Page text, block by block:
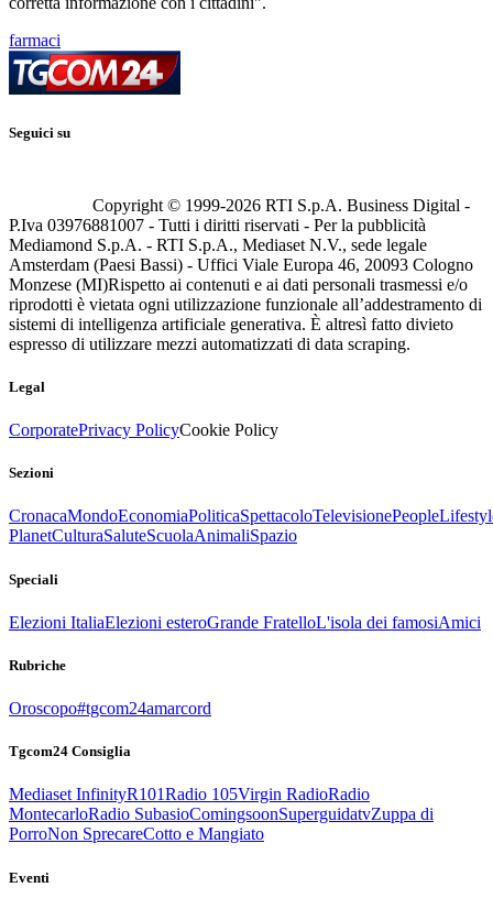
farmaci
Seguici su
Copyright © 1999-2026 RTI S.p.A. Business Digital -
P.Iva 03976881007 - Tutti i diritti riservati - Per la pubblicità
Mediamond S.p.A. - RTI S.p.A., Mediaset N.V., sede legale
Amsterdam (Paesi Bassi) - Uffici Viale Europa 46, 20093 Cologno
Monzese (MI)Rispetto ai contenuti e ai dati personali trasmessi e/o
riprodotti è vietata ogni utilizzazione funzionale all’addestramento di
sistemi di intelligenza artificiale generativa. È altresì fatto divieto
espresso di utilizzare mezzi automatizzati di data scraping.
Legal
CorporatePrivacy PolicyCookie Policy
Sezioni
CronacaMondoEconomiaPoliticaSpettacoloTelevisionePeople
PlanetCulturaSaluteScuolaAnimaliSpazio
Speciali
Elezioni ItaliaElezioni esteroGrande FratelloL'isola dei famosiAmici
Rubriche
Oroscopo#tgcom24amarcord
Tgcom24 Consiglia
Mediaset InfinityR101Radio 105Virgin RadioRadio
MontecarloRadio SubasioComingsoonSuperguidatvZuppa di
PorroNon SprecareCotto e Mangiato
Eventi